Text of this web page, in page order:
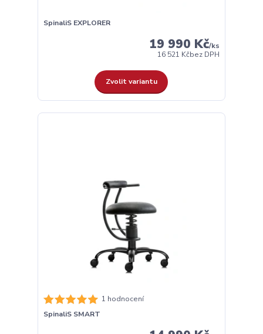
SpinaliS EXPLORER
19 990 Kč/ks
16 521 Kčbez DPH
Zvolit variantu
1 hodnocení
SpinaliS SMART